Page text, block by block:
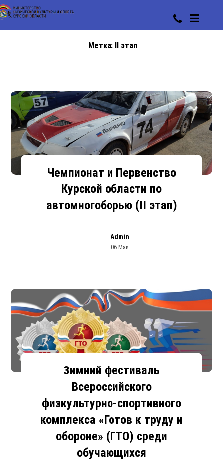
Метка: II этап
Чемпионат и Первенство
Курской области по
автомногоборью (II этап)
Admin
06 Май
Зимний фестиваль
Всероссийского
физкультурно-спортивного
комплекса «Готов к труду и
обороне» (ГТО) среди
обучающихся